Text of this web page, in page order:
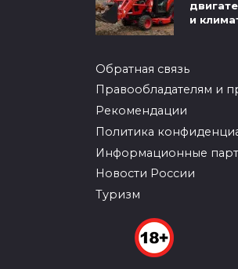
и
Обратная связь
Правообладателям и
Рекомендации
Политика
Информационные
Новости России
Туризм